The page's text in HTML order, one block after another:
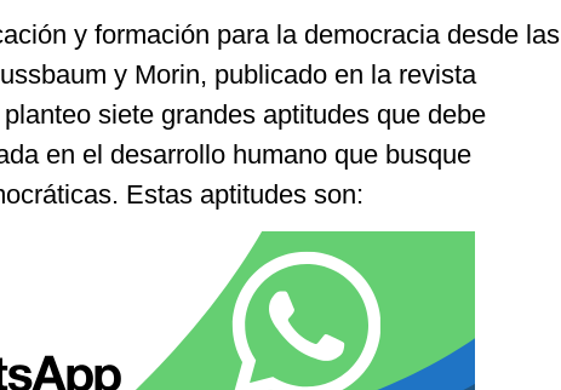
y formación para la democracia desde las
y Morin, publicado en la revista
siete grandes aptitudes que debe
en el desarrollo humano que busque
Estas aptitudes son: